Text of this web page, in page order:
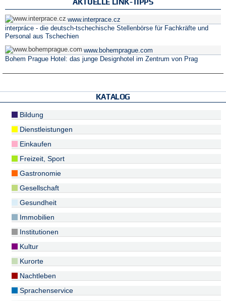
AKTUELLE LINK-TIPPS
www.interprace.cz
interpráce - die deutsch-tschechische Stellenbörse für Fachkräfte und
Personal aus Tschechien
www.bohemprague.com
Bohem Prague Hotel: das junge Designhotel im Zentrum von Prag
KATALOG
Bildung
Dienstleistungen
Einkaufen
Freizeit, Sport
Gastronomie
Gesellschaft
Gesundheit
Immobilien
Institutionen
Kultur
Kurorte
Nachtleben
Sprachenservice